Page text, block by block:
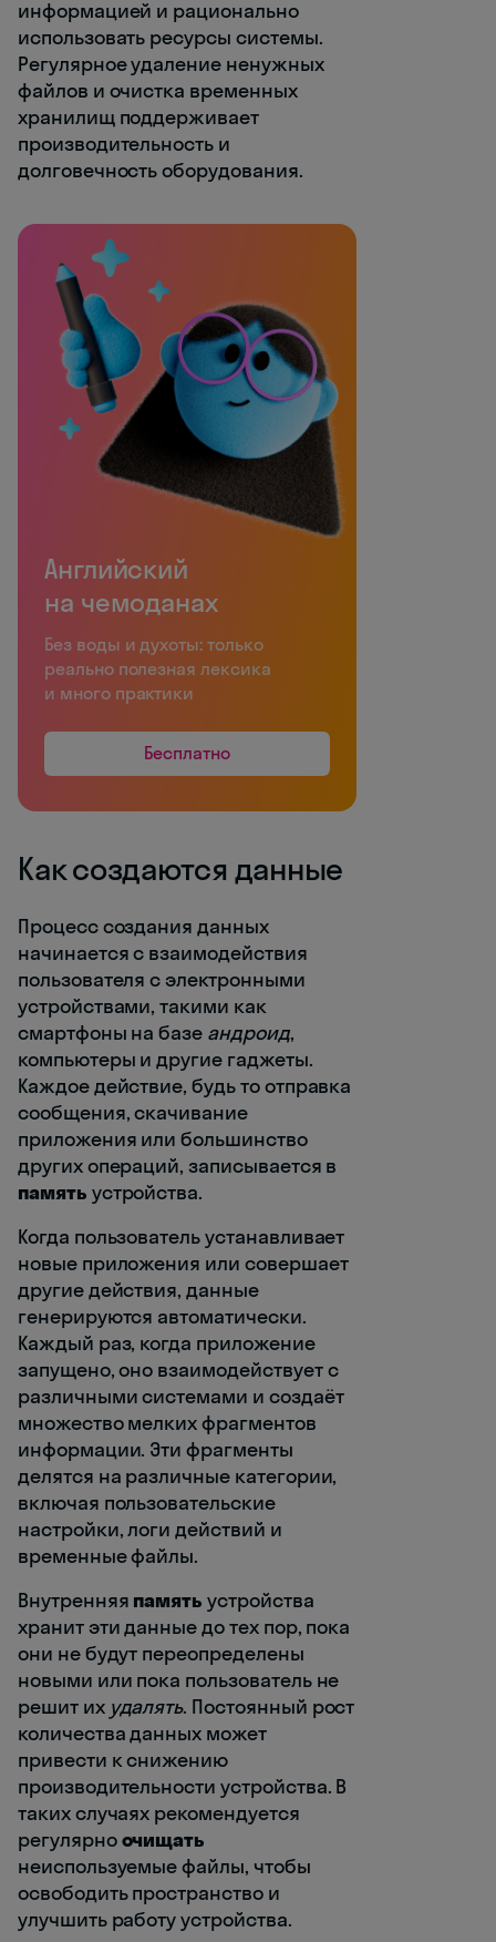
информацией и рационально
использовать ресурсы системы.
Регулярное удаление ненужных
файлов и очистка временных
хранилищ поддерживает
производительность и
долговечность оборудования.
Английский
на чемоданах
Без воды и духоты: только
реально полезная лексика
и много практики
Бесплатно
Как создаются данные
Процесс создания данных
начинается с взаимодействия
пользователя с электронными
устройствами, такими как
смартфоны на базе андроид,
компьютеры и другие гаджеты.
Каждое действие, будь то отправка
сообщения, скачивание
приложения или большинство
других операций, записывается в
память устройства.
Когда пользователь устанавливает
новые приложения или совершает
другие действия, данные
генерируются автоматически.
Каждый раз, когда приложение
запущено, оно взаимодействует с
различными системами и создаёт
множество мелких фрагментов
информации. Эти фрагменты
делятся на различные категории,
включая пользовательские
настройки, логи действий и
временные файлы.
Внутренняя память устройства
хранит эти данные до тех пор, пока
они не будут переопределены
новыми или пока пользователь не
решит их удалять. Постоянный рост
количества данных может
привести к снижению
производительности устройства. В
таких случаях рекомендуется
регулярноочищать
неиспользуемые файлы, чтобы
освободить пространство и
улучшить работу устройства.